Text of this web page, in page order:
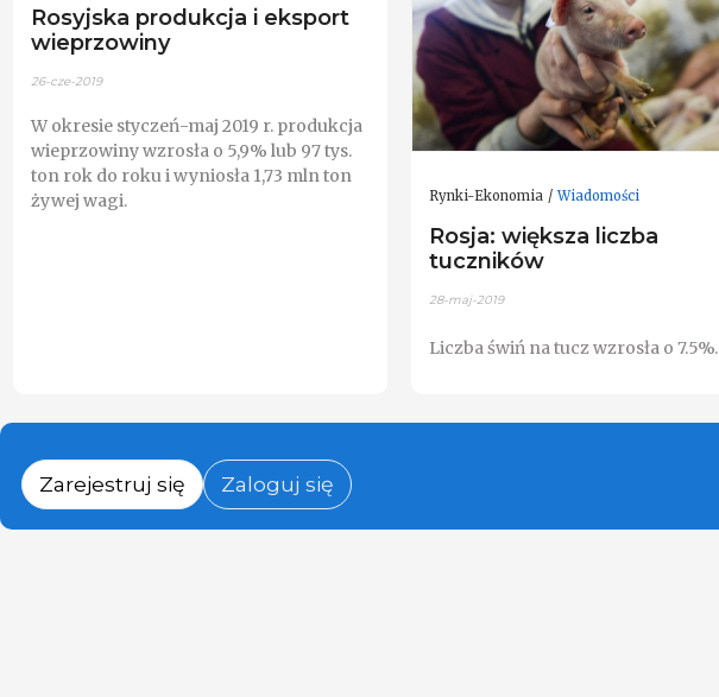
Rosyjska produkcja i eksport
wieprzowiny
26-cze-2019
W okresie styczeń-maj 2019 r. produkcja
wieprzowiny wzrosła o 5,9% lub 97 tys.
ton rok do roku i wyniosła 1,73 mln ton
żywej wagi.
Rynki-Ekonomia Wiadomości
Rosja: większa liczba
tuczników
28-maj-2019
Liczba świń na tucz wzrosła o 7.5%.
Zarejestruj się Zaloguj się